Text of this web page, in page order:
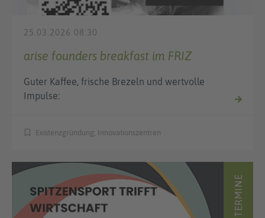
25.03.2026 08:30
arise founders breakfast im FRIZ
Guter Kaffee, frische Brezeln und wertvolle
Impulse:
Existenzgründung, Innovationszentren
TERMINE